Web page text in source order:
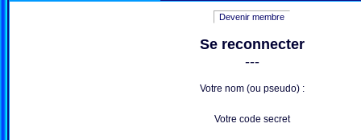
Devenir membre
Se reconnecter
---
Votre nom (ou pseudo) :
Votre code secret